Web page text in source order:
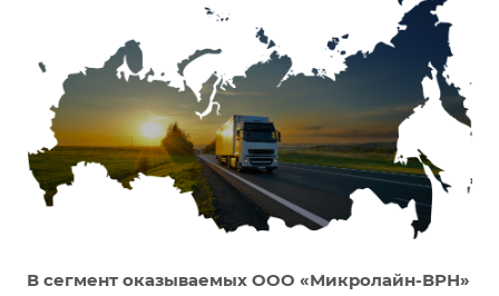
В сегмент оказываемых ООО «Микролайн-ВРН»